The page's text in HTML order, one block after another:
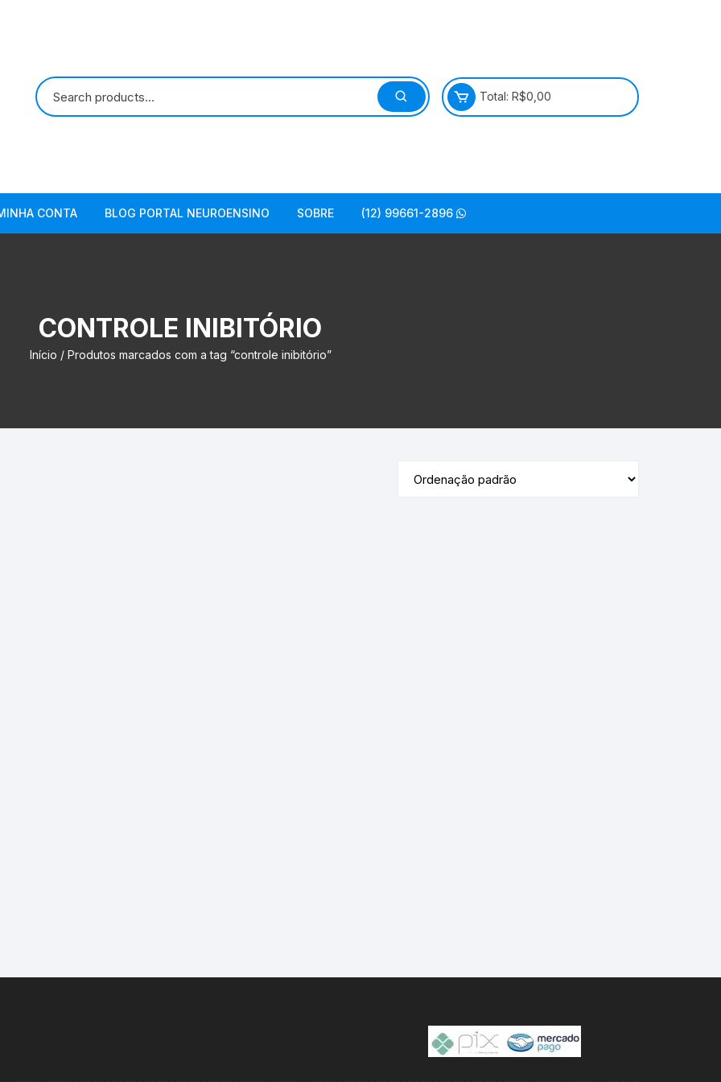
Total: R$0,00
CONTA BLOG PORTAL NEUROENSINO SOBRE (12) 99661-2896
CONTROLE INIBITÓRIO
Início / Produtos marcados com a tag “controle inibitório”